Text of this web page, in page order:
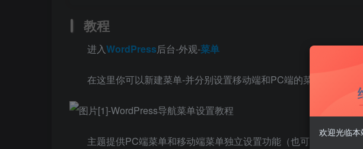
教程
进入WordPress后台-外观-菜单
在这里你可以新建菜单-并分别设置移动端和PC端的菜单
主题提供PC端菜单和移动端菜单独立设置功能（也可以只设置
欢迎光临本